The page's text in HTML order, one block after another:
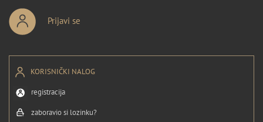
Prijavi se
KORISNIČKI NALOG
registracija
zaboravio si lozinku?